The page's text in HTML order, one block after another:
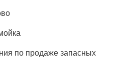
по продаже запасных